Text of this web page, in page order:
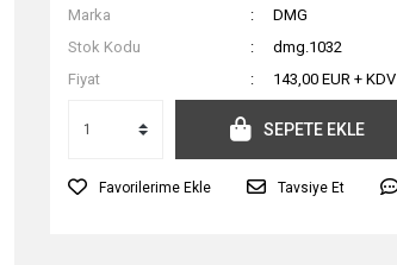
Marka
DMG
Stok Kodu
dmg.1032
Fiyat
143,00 EUR + KDV
SEPETE EKLE
Tavsiye Et